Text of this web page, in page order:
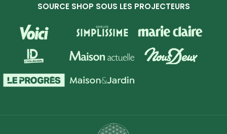
SOURCE SHOP SOUS LES PROJECTEURS